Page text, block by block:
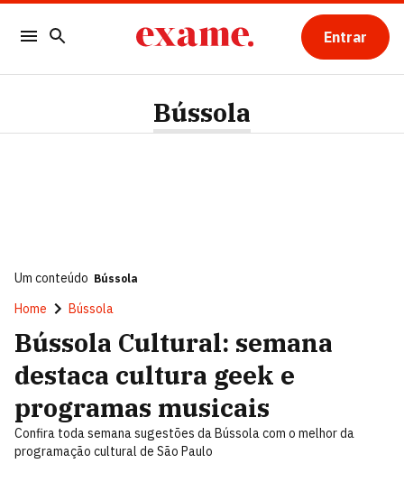
Entrar
Bússola
Um conteúdo Bússola
Home Bússola
Bússola Cultural: semana
destaca cultura geek e
programas musicais
Confira toda semana sugestões da Bússola com o melhor da
programação cultural de São Paulo